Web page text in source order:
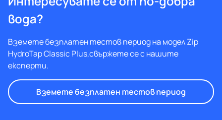
вода?
Вземете безплатен тестов период на модел Zip
HydroTap Classic Plus,свържете се с нашите
експерти.
Вземете безплатен тестов период